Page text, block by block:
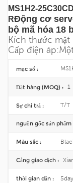
MS1H2-
RĐộng cơ
bộ mã hóa 18
Kích thước
Cấp điện áp:
mục số :
Đặt hàng (MOQ) : 1
Sự chi trả : T/T
nguồn gốc sản phẩm
Màu sắc :
Cảng giao dịch :
thời gian dẫn :